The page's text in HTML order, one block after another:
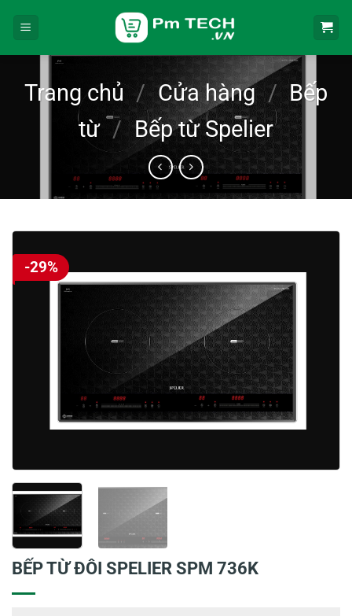
Trang chủ / Cửa hàng / Bếp
từ / Bếp từ Spelier
-29%
BẾP TỪ ĐÔI SPELIER SPM 736K